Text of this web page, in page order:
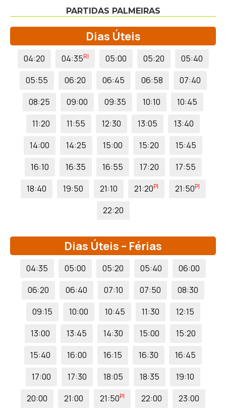
PARTIDAS PALMEIRAS
Dias Úteis
04:20 04:35RI 05:00 05:20
05:40
05:55
06:20 06:45 06:58
07:40
08:25
09:00 09:35 10:10
10:45
11:20
11:55 12:30 13:05
13:40
14:00
14:25 15:00 15:20
15:45
16:10
16:35 16:55 17:20
17:55
18:40
19:50 21:10 21:20PI 21:50PI
22:20
Dias Úteis – Férias
04:35 05:00 05:20 05:40
06:00
06:20
06:40 07:10 07:50
08:30
09:15
10:00 10:45 11:30
12:15
13:00
13:45 14:30 15:00
15:20
15:40
16:00 16:15 16:30
16:45
17:00
17:30 18:05 18:35
19:10
20:00
21:00 21:50PI 22:00 23:00